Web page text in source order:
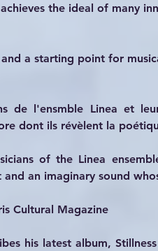
the ideal of many
a starting point for
de l'ensmble Linea et
dont ils révèlent la
of the Linea
an imaginary sound
Cultural Magazine
his latest album,